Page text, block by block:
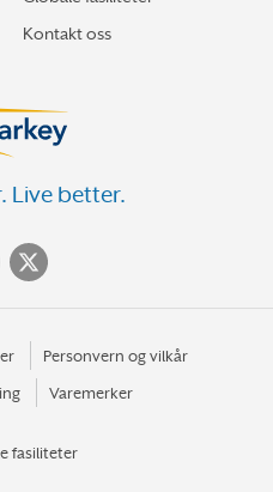
Kontakt oss
Live better.
Personvern og vilkår
Varemerker
fasiliteter